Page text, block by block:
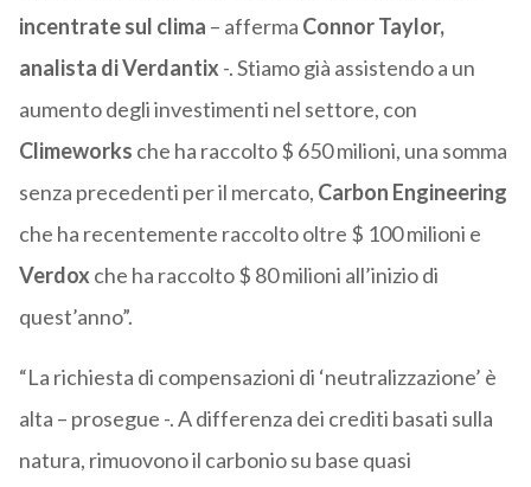
incentrate sul clima – afferma Connor Taylor,
analista di Verdantix-. Stiamo già assistendo a un
aumento degli investimenti nel settore, con
Climeworks che ha raccolto $ 650 milioni, una somma
senza precedenti per il mercato, Carbon Engineering
che ha recentemente raccolto oltre $ 100 milioni e
Verdoxche ha raccolto $ 80 milioni all’inizio di
quest’anno”.
“La richiesta di compensazioni di ‘neutralizzazione’ è
alta – prosegue -. A differenza dei crediti basati sulla
natura, rimuovono il carbonio su base quasi